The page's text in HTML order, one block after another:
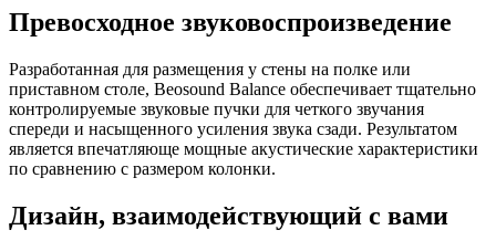
Превосходное звуковоспроизведение
Разработанная для размещения у стены на полке или
приставном столе, Beosound Balance обеспечивает тщательно
контролируемые звуковые пучки для четкого звучания
спереди и насыщенного усиления звука сзади. Результатом
является впечатляюще мощные акустические характеристики
по сравнению с размером колонки.
Дизайн, взаимодействующий с вами